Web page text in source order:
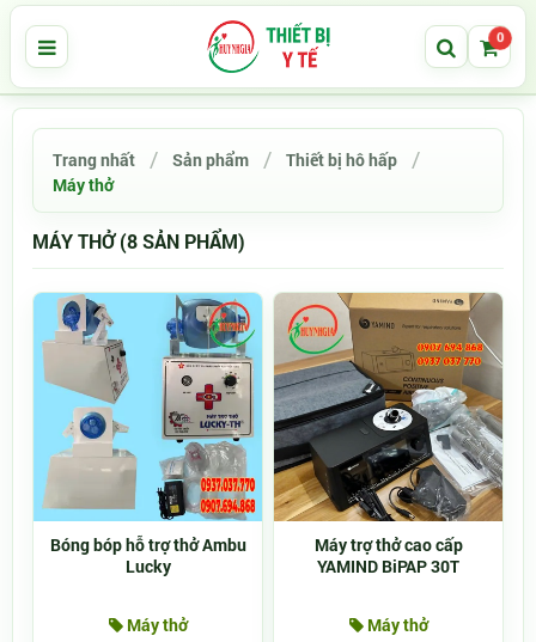
0
Trang nhất Sản phẩm
Thiết bị hô hấp
Máy thở
MÁY THỞ (8 SẢN PHẨM)
Bóng bóp hỗ trợ thở Ambu
Lucky
Máy thở
Máy trợ thở cao cấp
YAMIND BiPAP 30T
Máy thở